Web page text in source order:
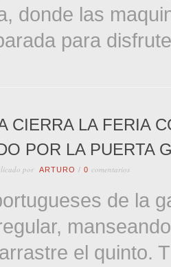
donde las
para
CIERRA LA FERIA
POR LA PUERTA
por ARTURO / 0 comentarios
de la
el quinto.